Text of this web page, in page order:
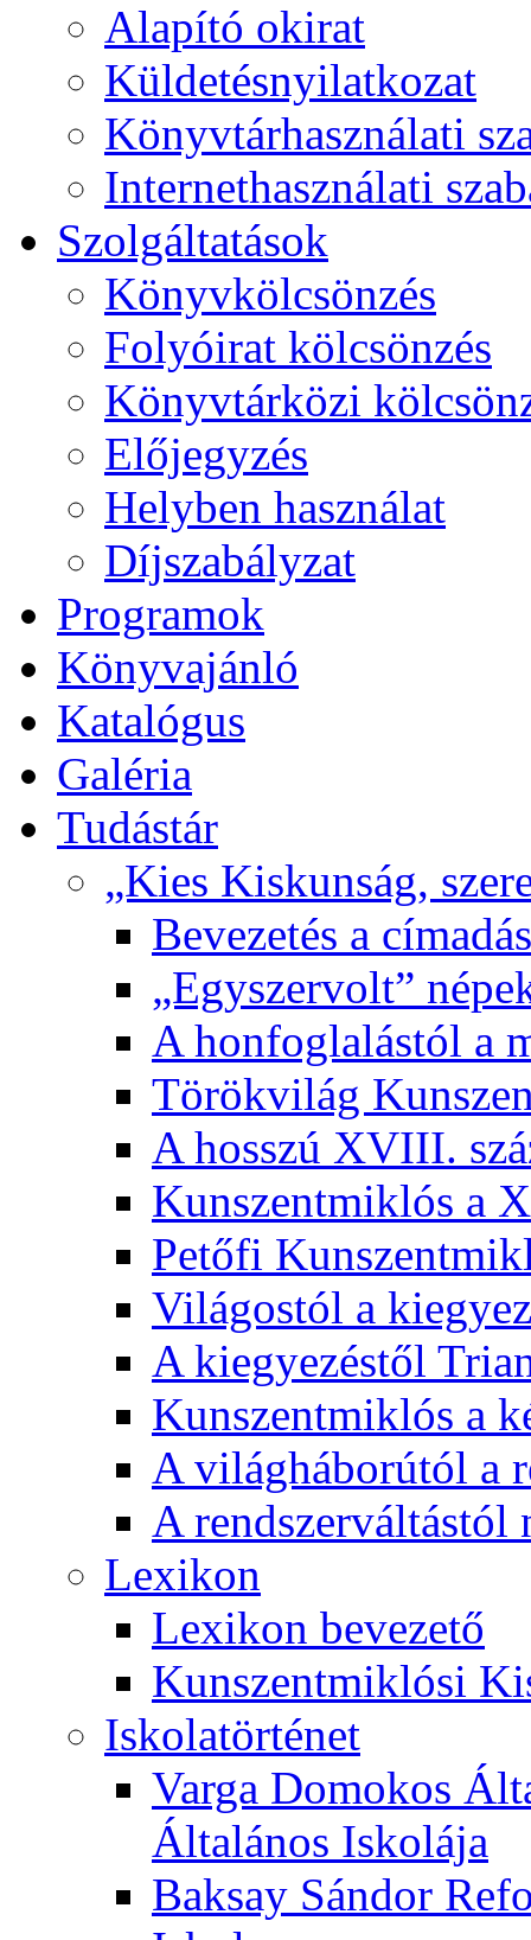
Alapító okirat
Küldetésnyilatkozat
Könyvtárhasználati
Internethasználati
Szolgáltatások
Könyvkölcsönzés
Folyóirat kölcsönzés
Könyvtárközi
Előjegyzés
Helyben használat
Díjszabályzat
Programok
Könyvajánló
Katalógus
Galéria
Tudástár
„Kies Kiskunság,
Bevezetés a
„Egyszervolt”
A honfoglalástól a
Törökvilág
A hosszú XVIII.
Kunszentmiklós a
Petőfi
Világostól a
A kiegyezéstől
Kunszentmiklós a
A világháborútól a
A rendszerváltástól
Lexikon
Lexikon bevezető
Kunszentmiklósi
Iskolatörténet
Varga Domokos
Általános Iskolája
Baksay Sándor